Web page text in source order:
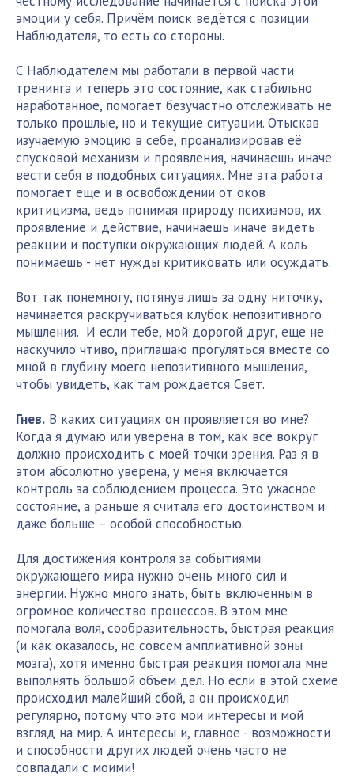
эмоции у себя. Причём поиск ведётся с позиции
Наблюдателя, то есть со стороны.
С Наблюдателем мы работали в первой части
тренинга и теперь это состояние, как стабильно
наработанное, помогает безучастно отслеживать не
только прошлые, но и текущие ситуации. Отыскав
изучаемую эмоцию в себе, проанализировав её
спусковой механизм и проявления, начинаешь иначе
вести себя в подобных ситуациях. Мне эта работа
помогает еще и в освобождении от оков
критицизма, ведь понимая природу психизмов, их
проявление и действие, начинаешь иначе видеть
реакции и поступки окружающих людей. А коль
понимаешь - нет нужды критиковать или осуждать.
Вот так понемногу, потянув лишь за одну ниточку,
начинается раскручиваться клубок непозитивного
мышления. И если тебе, мой дорогой друг, еще не
наскучило чтиво, приглашаю прогуляться вместе со
мной в глубину моего непозитивного мышления,
чтобы увидеть, как там рождается Свет.
Гнев. В каких ситуациях он проявляется во мне?
Когда я думаю или уверена в том, как всё вокруг
должно происходить с моей точки зрения. Раз я в
этом абсолютно уверена, у меня включается
контроль за соблюдением процесса. Это ужасное
состояние, а раньше я считала его достоинством и
даже больше – особой способностью.
Для достижения контроля за событиями
окружающего мира нужно очень много сил и
энергии. Нужно много знать, быть включенным в
огромное количество процессов. В этом мне
помогала воля, сообразительность, быстрая реакция
(и как оказалось, не совсем амплиативной зоны
мозга), хотя именно быстрая реакция помогала мне
выполнять большой объём дел. Но если в этой схеме
происходил малейший сбой, а он происходил
регулярно, потому что это мои интересы и мой
взгляд на мир. А интересы и, главное - возможности
и способности других людей очень часто не
совпадали с моими!